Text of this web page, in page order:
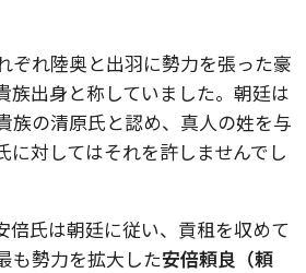
ぞれ陸奥と出羽に勢力を張った豪
族出身と称していました。朝廷は
族の清原氏と認め、真人の姓を与
に対してはそれを許しませんでし
倍氏は朝廷に従い、貢租を収めて
も勢力を拡大した安倍頼良（頼